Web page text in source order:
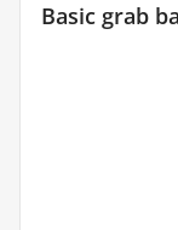
Basic grab